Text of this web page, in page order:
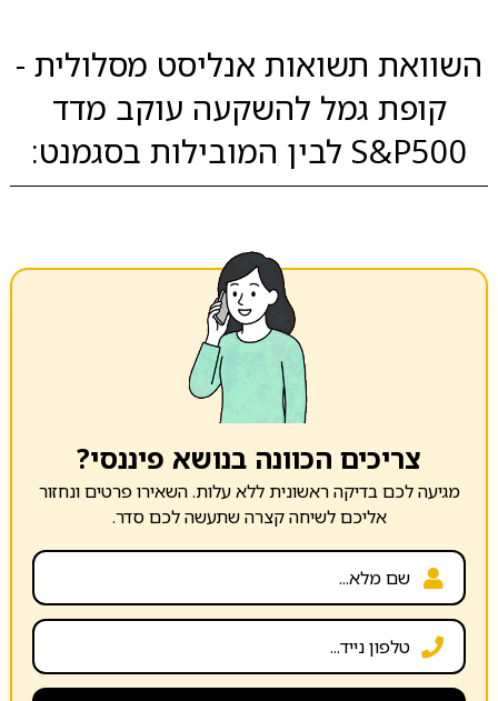
השוואת תשואות אנליסט מסלולית -
קופת גמל להשקעה עוקב מדד
S&P500 לבין המובילות בסגמנט:
צריכים הכוונה בנושא פיננסי?
מגיעה לכם בדיקה ראשונית ללא עלות. השאירו פרטים ונחזור
אליכם לשיחה קצרה שתעשה לכם סדר.